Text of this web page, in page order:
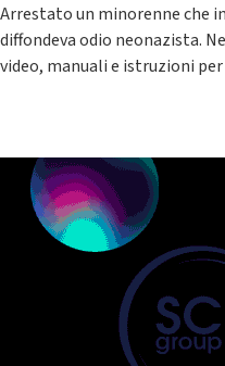
Arrestato un minorenne che
diffondeva odio neonazista.
video, manuali e istruzioni per